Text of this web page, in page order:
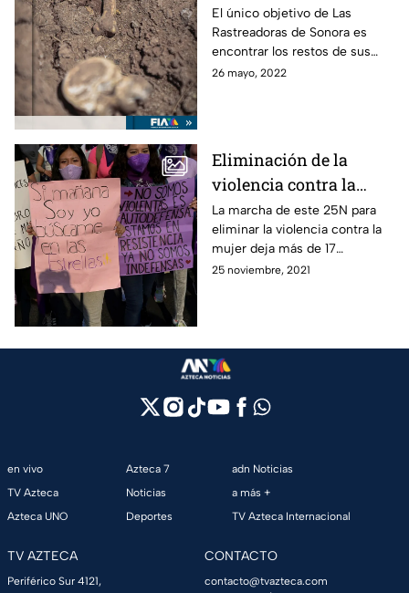
Sonora
El único objetivo de Las
Rastreadoras de Sonora es
encontrar los restos de sus
seres queridos y hace menos
26 mayo, 2022
Eliminación de la
violencia contra la
mujer: Así fue la
marcha del 25N
La marcha de este 25N para
eliminar la violencia contra la
mujer deja más de 17
lesionados y multiples
25 noviembre, 2021
en vivo
TV Azteca
Azteca UNO
Azteca 7
Noticias
Deportes
adn Noticias
a más +
TV Azteca Internacional
TV AZTECA
Periférico Sur 4121,
CONTACTO
contacto@tvazteca.com